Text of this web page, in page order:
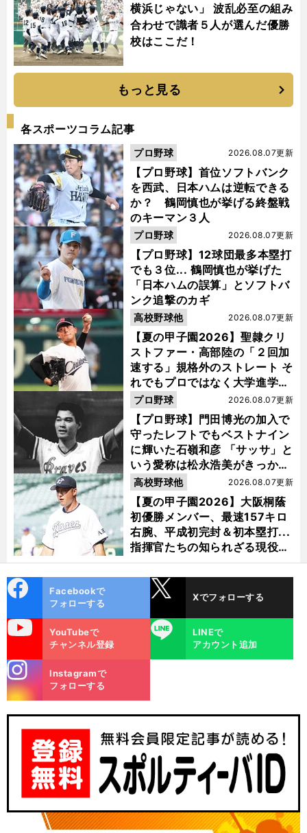
横浜じゃない」 波乱必至の組み
合わせで識者５人が選んだ優勝
校はここだ！
もっと見る
各スポーツコラム記事
【プロ野球】首位ソフトバンク
を西武、日本ハムは逆転できる
か？ 鶴岡慎也が挙げる終盤戦
のキーマン３人
2026.08.07更新
プロ野球
【プロ野球】12球団最多本塁打
でも３位... 鶴岡慎也が挙げた
「日本ハムの誤算」とソフトバ
ンク追撃のカギ
2026.08.07更新
プロ野球
【夏の甲子園2026】聖隷クリ
ストファー・高部陸の「２回加
速する」規格外のストレート そ
れでもプロではなく大学進学を
選ぶ理由
2026.08.07更新
高校野球他
【プロ野球】門田博光の加入で
守ったレフトでもベストナイン
に輝いた石嶺和彦 「サッサ」と
いう愛称は松永浩美がきっか
け？
2026.08.07更新
プロ野球
【夏の甲子園2026】大阪桐蔭
初優勝メンバー、最速157キロ
右腕、平成初完封＆初本塁打...
指揮官たちの知られざる現役時
代
2026.08.07更新
高校野球他
ok
Facebookで
フォローする
Xでフォローする
YouTubeで
チャンネル登録
LINE
LINEで
アカウント追加
m
Instagramで
フォローする